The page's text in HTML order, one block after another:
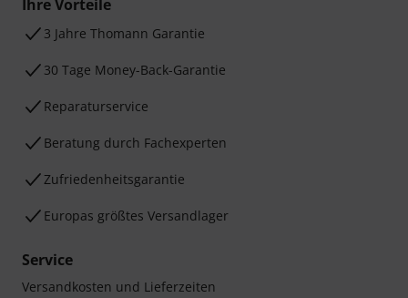
Ihre Vorteile
3 Jahre Thomann Garantie
30 Tage Money-Back-Garantie
Reparaturservice
Beratung durch Fachexperten
Zufriedenheitsgarantie
Europas größtes Versandlager
Service
Versandkosten und Lieferzeiten